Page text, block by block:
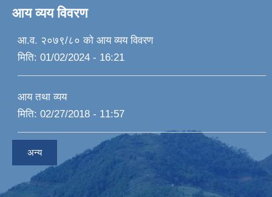
आय व्यय विवरण
आ.व. २०७९/८० को आय व्यय विवरण
मिति: 01/02/2024 - 16:21
आय तथा व्यय
मिति: 02/27/2018 - 11:57
अन्य